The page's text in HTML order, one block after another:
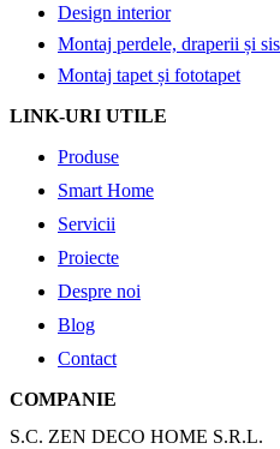
Design interior
Montaj perdele, draperii și
Montaj tapet și fototapet
LINK-URI UTILE
Produse
Smart Home
Servicii
Proiecte
Despre noi
Blog
Contact
COMPANIE
S.C. ZEN DECO HOME S.R.L.